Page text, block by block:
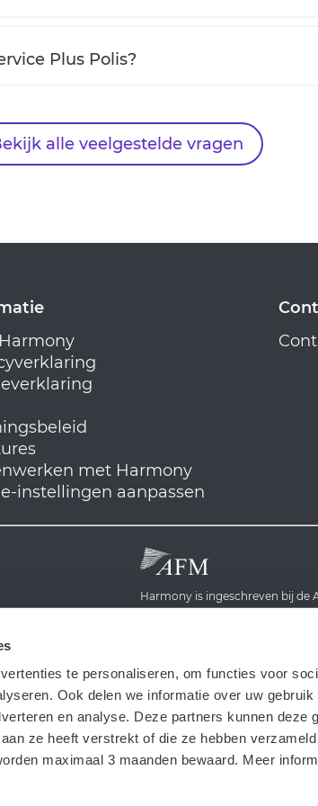
te personaliseren, om functies voor
Ook delen we informatie over uw
en analyse. Deze partners kunnen deze
ze heeft verstrekt of die ze hebben
maximaal 3 maanden bewaard. Meer
Plus Polis?
alle veelgestelde vragen
met Harmony
instellingen aanpassen
Harmony is ingeschreven bij de
Harmony is verbonden met het